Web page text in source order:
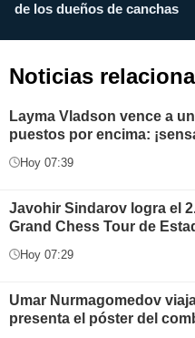
de los dueños de canchas
Noticias
Layma Vladson vence a
puestos por encima:
Hoy 07:39
Javohir Sindarov logra el
Grand Chess Tour de
Hoy 07:29
Umar Nurmagomedov
presenta el póster del